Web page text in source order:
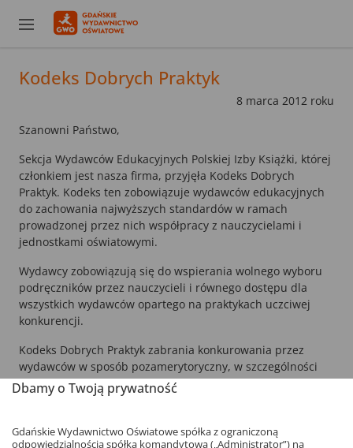
Kodeks Dobrych Praktyk
8 marca 2012 roku
Szanowni Państwo,
Sekcja Wydawców Edukacyjnych Polskiej Izby Książki, której
członkiem jest nasza firma, przyjęła Kodeks Dobrych
Praktyk. Kodeks ten zobowiązuje wydawców edukacyjnych
do zachowania najwyższych standardów w ramach
prowadzonej przez nich współpracy z nauczycielami i
jednostkami oświatowymi.
Wydawcy zobowiązują się do wspierania wolnego wyboru
podręczników przez nauczycieli i równego dostępu dla
wszystkich wydawców opartego na praktykach uczciwej
konkurencji.
Kodeks Dobrych Praktyk zabrania konkurowania przez
wydawców w sposób pozamerytoryczny, w szczególności
oferowania za wybór podręczników korzyści nie związanych
ze wsparciem merytorycznym, w tym oddawania
dzierżawę lub inny rodzaj posiadania zależnego.
Dbamy o Twoją prywatność
Gdańskie Wydawnictwo Oświatowe spółka z ograniczoną
odpowiedzialnością spółka komandytowa („Administrator”) na